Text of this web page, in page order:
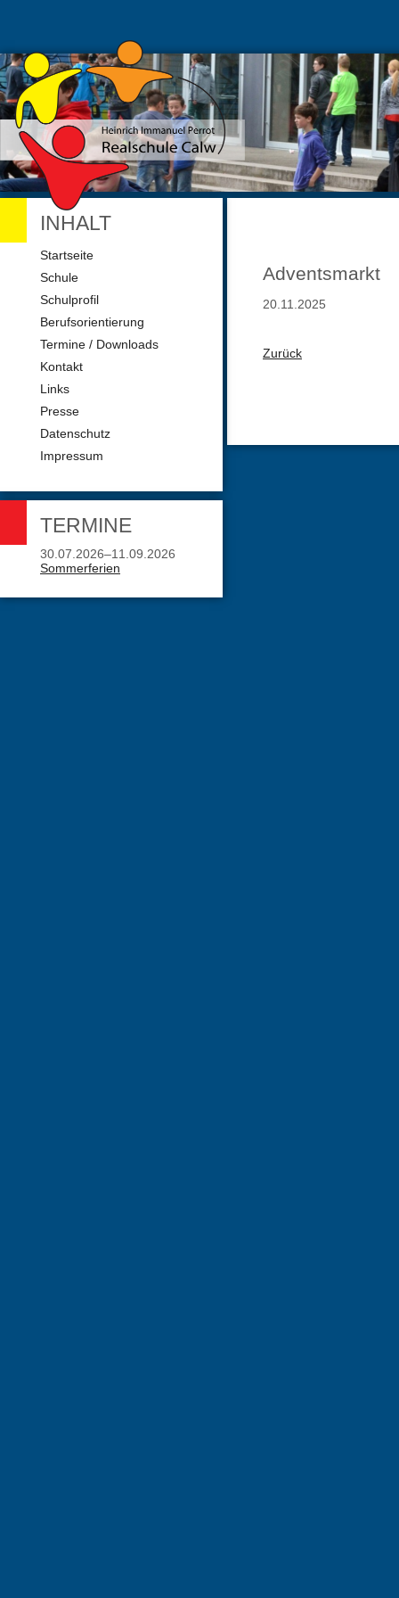
Adventsmarkt
20.11.2025
Zurück
INHALT
Navigation
Startseite
Schule
Schulprofil
Berufsorientierung
Termine / Downloads
Kontakt
Links
Presse
Datenschutz
Impressum
TERMINE
30.07.2026–11.09.2026
Sommerferien